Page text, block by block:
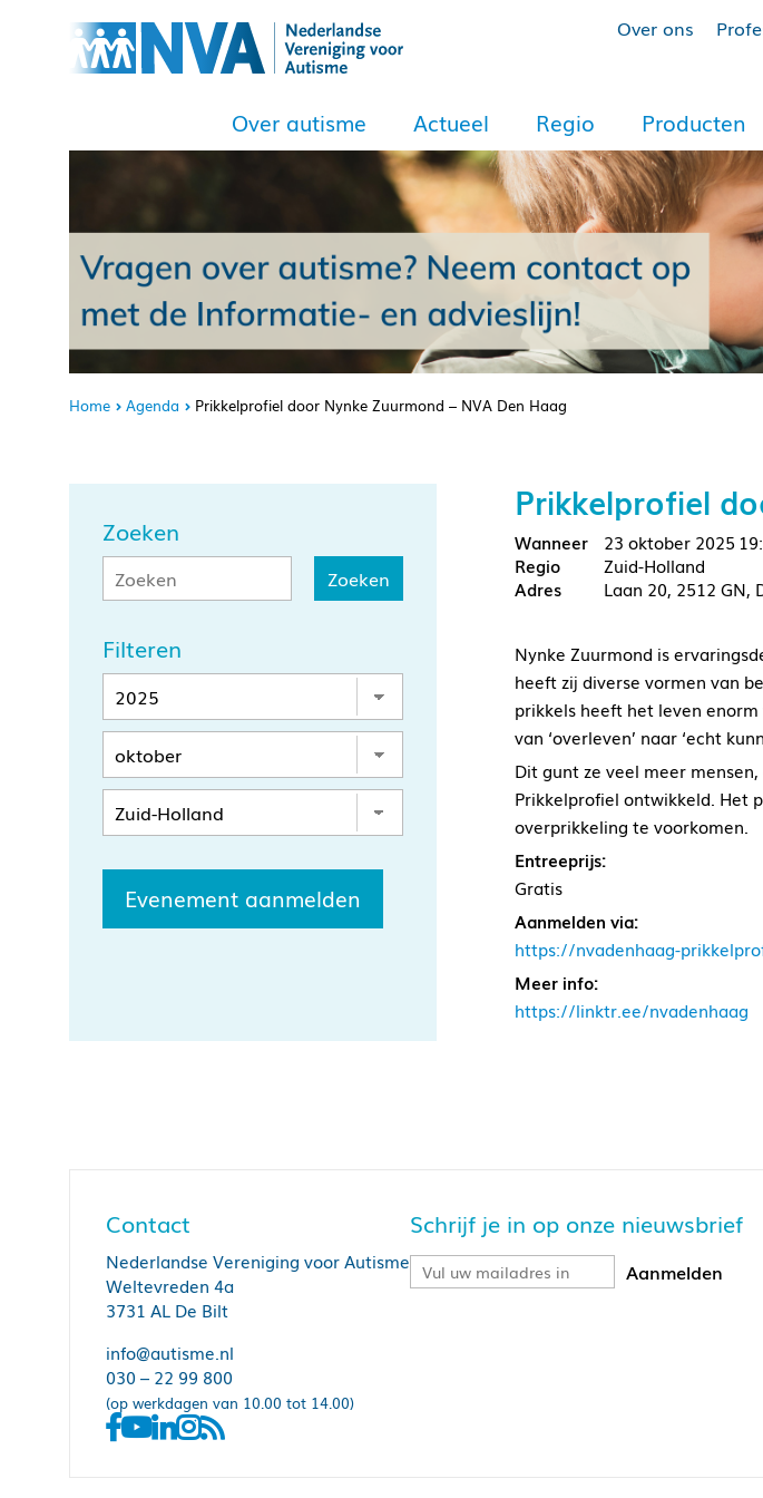
Over ons
Over autisme Actueel Regio Producten
Home Agenda Prikkelprofiel door Nynke Zuurmond – NVA Den Haag
Zoeken
Filteren
Evenement aanmelden
Prikkelprofiel
23 oktober 2025
Zuid-Holland
Laan 20, 2512 GN,
Nynke Zuurmond is
heeft zij diverse vormen van
prikkels heeft het leven
van ‘overleven’ naar ‘echt
Dit gunt ze veel meer
Prikkelprofiel ontwikkeld. Het
overprikkeling te voorkomen.
Entreeprijs:
Gratis
Aanmelden via:
https://nvadenhaag-
Meer info:
https://linktr.ee/nvadenhaag
Contact
Nederlandse Vereniging voor Autisme
Weltevreden 4a
3731 AL De Bilt
info@autisme.nl
030 – 22 99 800
(op werkdagen van 10.00 tot 14.00)
Schrijf je in op onze nieuwsbrief